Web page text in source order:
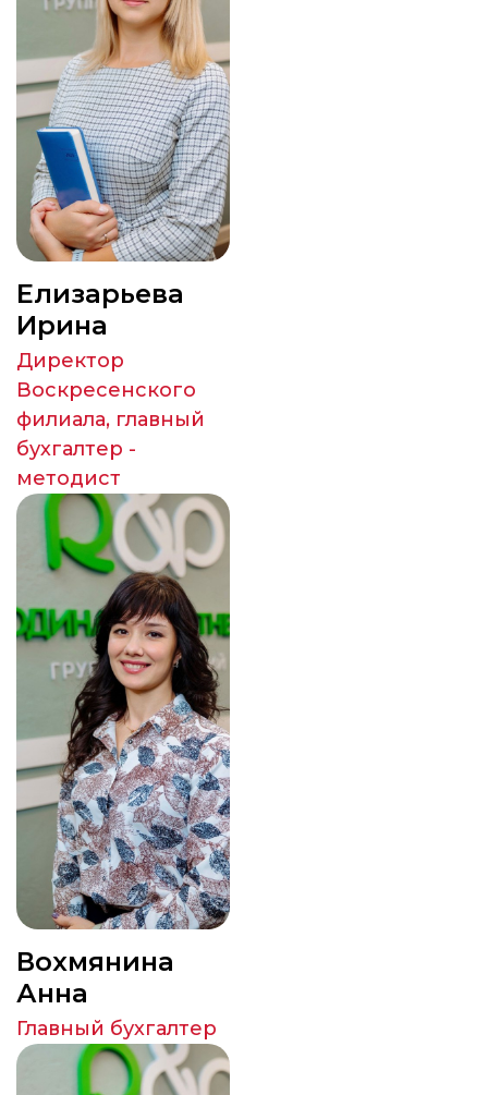
Елизарьева
Ирина
Директор
Воскресенского
филиала, главный
бухгалтер -
методист
Вохмянина
Анна
Главный бухгалтер